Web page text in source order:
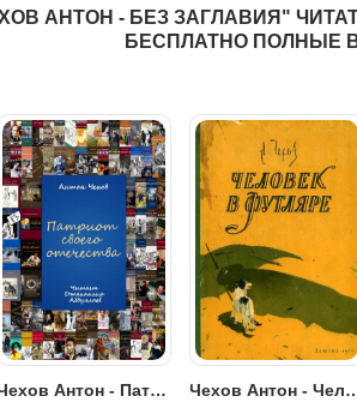
АНТОН - БЕЗ ЗАГЛАВИЯ"
БЕСПЛАТНО ПОЛНЫЕ
Чехов Антон - Патриот своего отечества Чехов Антон -